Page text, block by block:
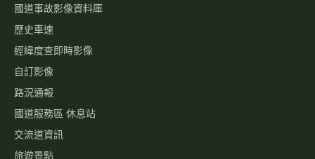
天氣觀測
高乘載管制
國道壅塞排行
資訊可變標誌
國1路況
國3路況
國5路況
今日國道車禍